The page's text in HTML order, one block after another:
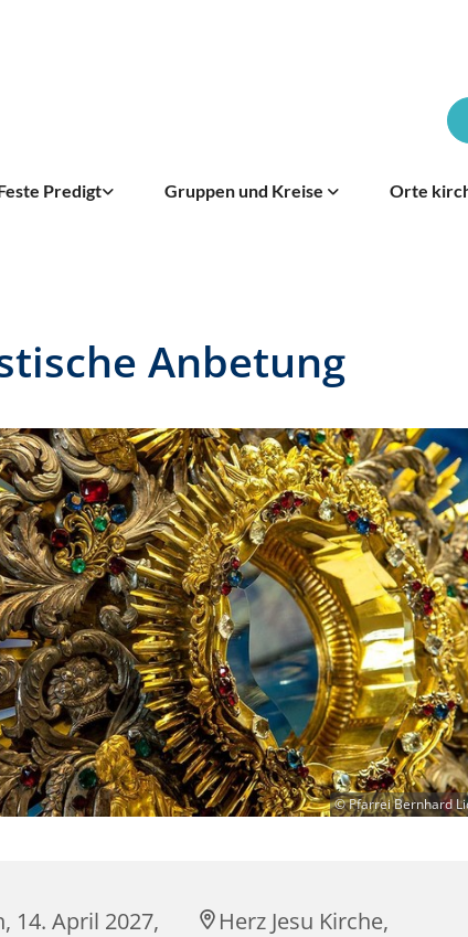
Predigt Gruppen und Kreise Orte
Anbetung
© Pfarrei Bernhard
14. April 2027,
Herz Jesu Kirche,